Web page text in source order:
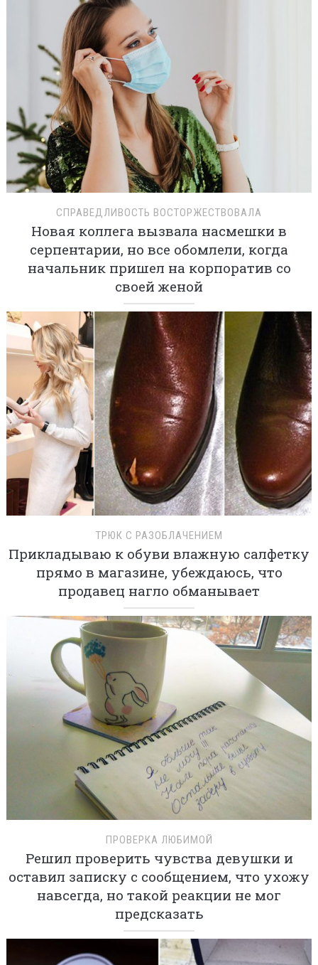
СПРАВЕДЛИВОСТЬ ВОСТОРЖЕСТВОВАЛА
Новая коллега вызвала насмешки в
серпентарии, но все обомлели, когда
начальник пришел на корпоратив со
своей женой
ТРЮК С РАЗОБЛАЧЕНИЕМ
Прикладываю к обуви влажную салфетку
прямо в магазине, убеждаюсь, что
продавец нагло обманывает
ПРОВЕРКА ЛЮБИМОЙ
Решил проверить чувства девушки и
оставил записку с сообщением, что ухожу
навсегда, но такой реакции не мог
предсказать